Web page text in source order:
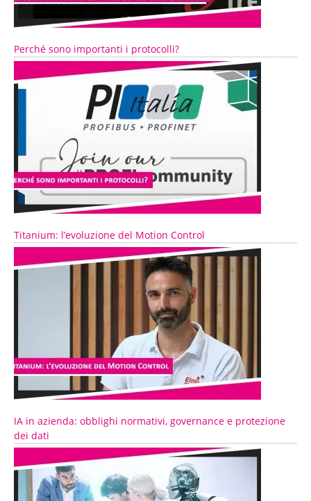
Perché sono importanti i protocolli?
Titanium: l’evoluzione del Motion Control
IA in azienda: obblighi normativi, governance e protezione
dei dati